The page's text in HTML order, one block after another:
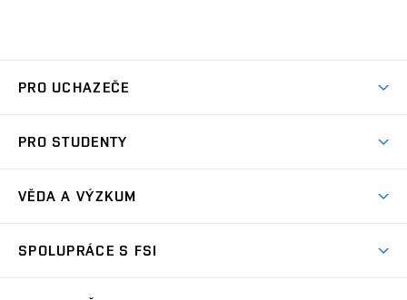
PRO UCHAZEČE
Ambasadoři studia
Zápisy
PRO STUDENTY
Studijní předpisy
VĚDA A VÝZKUM
SPOLUPRÁCE S FSI